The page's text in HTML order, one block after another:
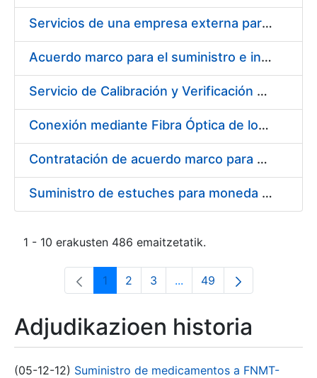
Servicios de una empresa externa para el asesoramiento y resolución de los recursos de alzada que se presentan relacionados con procesos de selección para la FNMT-RCM
Acuerdo marco para el suministro e instalación de persianas, estores y otros complementos
Servicio de Calibración y Verificación Externa de los Equipos de Medición del Servicio de Prevención de la FNMT-RCM
Conexión mediante Fibra Óptica de los Centros de Proceso de Datos (CPDs) de las sedes de la FNMT-RCM de Burgos y Madrid
Contratación de acuerdo marco para el Suministro de Material de Electricidad para la Fábrica Nacional de Moneda y Timbre-Real Casa de la Moneda en su centro de trabajo de Burgos
Suministro de estuches para moneda de 30 €
1 - 10 erakusten 486 emaitzetatik.
Orrialdea
1 Orrialdea
2 Orrialdea
3 ...Intermediate Pages Use
Orrialdea
49
Adjudikazioen historia
(05-12-12) Suministro de medicamentos a FNMT-